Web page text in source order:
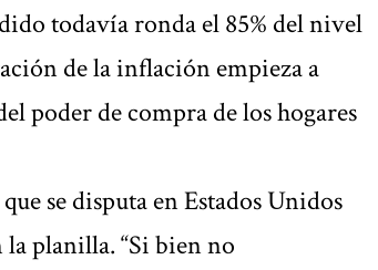
todavía ronda el 85% del nivel
de la inflación empieza a
poder de compra de los hogares
se disputa en Estados Unidos
planilla. “Si bien no